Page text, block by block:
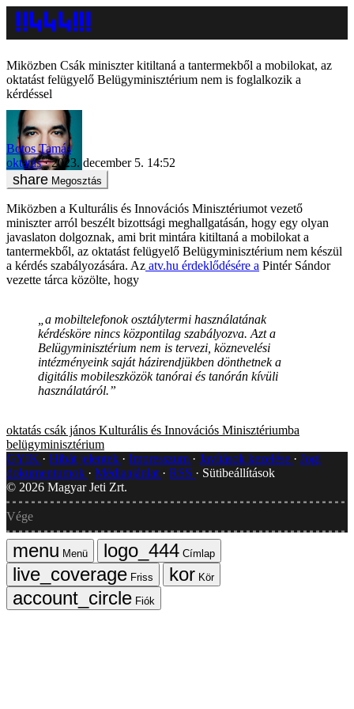
Miközben Csák miniszter kitiltaná a tantermekből a mobilokat, az
oktatást felügyelő Belügyminisztérium nem is foglalkozik a
kérdéssel
Botos Tamás
oktatás
2023. december 5. 14:52
Megosztás
Miközben a Kulturális és Innovációs Minisztériumot vezető
miniszter arról beszélt bizottsági meghallgatásán, hogy egy olyan
javaslaton dolgoznak, ami brit mintára kitiltaná a mobilokat a
tantermekből, az oktatást felügyelő Belügyminisztérium nem készül
a kérdés szabályozására. Az atv.hu érdeklődésére a Pintér Sándor
vezette tárca közölte, hogy
„a mobiltelefonok osztálytermi használatának
kérdésköre nincs központilag szabályozva. Azt a
Belügyminisztérium nem is tervezi, köznevelési
intézményeink saját házirendjükben dönthetnek a
digitális mobileszközök tanórai és tanórán kívüli
használatáról.”
oktatás csák jános Kulturális és Innovációs Minisztériumba
belügyminisztérium
GYIK
Hibát jelentek Impresszum Javítások kezelése
Jogi
dokumentumok
Médiaajánlat RSS
Sütibeállítások
© 2026 Magyar Jeti Zrt.
Vége
Menü
Címlap
Friss
Kör
Fiók